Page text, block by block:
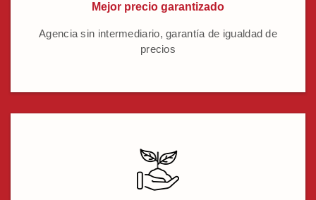
Mejor precio garantizado
Agencia sin intermediario, garantía de igualdad de
precios